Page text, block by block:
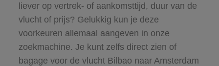
liever op vertrek- of aankomsttijd, duur van de
vlucht of prijs? Gelukkig kun je deze
voorkeuren allemaal aangeven in onze
zoekmachine. Je kunt zelfs direct zien of
bagage voor de vlucht Bilbao naar Amsterdam